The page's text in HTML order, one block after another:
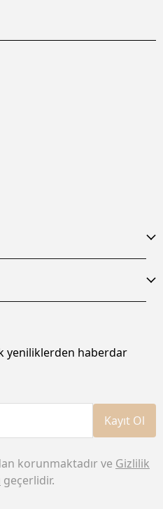
yeniliklerden haberdar
Kayıt Ol
korunmaktadır ve Gizlilik
geçerlidir.